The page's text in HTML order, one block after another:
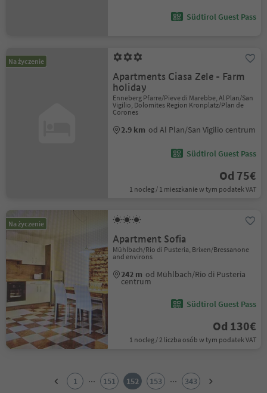
Südtirol Guest Pass
Na życzenie
Apartments Ciasa Zele - Farm
holiday
Enneberg Pfarre/Pieve di Marebbe, Al Plan/San
Vigilio, Dolomites Region Kronplatz/Plan de
Corones
2.9 km od Al Plan/San Vigilio centrum
Südtirol Guest Pass
Od 75€
1 nocleg / 1 mieszkanie w tym podatek VAT
Na życzenie
Apartment Sofia
Mühlbach/Rio di Pusteria, Brixen/Bressanone
and environs
242 m od Mühlbach/Rio di Pusteria
centrum
Südtirol Guest Pass
Od 130€
1 nocleg / 2 liczba osób w tym podatek VAT
1 ... 151 152 153 ...
343